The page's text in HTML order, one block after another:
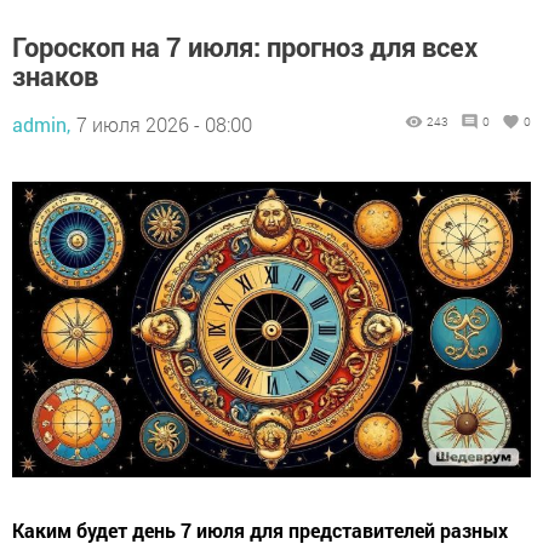
Гороскоп на 7 июля: прогноз для всех
знаков
admin, 7 июля 2026 - 08:00 243 0 0
Каким будет день 7 июля для представителей разных